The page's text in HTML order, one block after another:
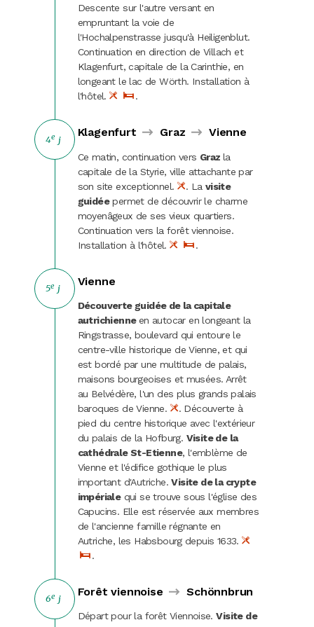
Descente sur l'autre versant en
empruntant la voie de
l'Hochalpenstrasse jusqu'à Heiligenblut.
Continuation en direction de Villach et
Klagenfurt, capitale de la Carinthie, en
longeant le lac de Wörth. Installation à
l'hôtel.
.
4e j
Klagenfurt Graz Vienne
Ce matin, continuation vers Graz la
capitale de la Styrie, ville attachante par
son site exceptionnel.
. La visite
guidéepermet de découvrir le charme
moyenâgeux de ses vieux quartiers.
Continuation vers la forêt viennoise.
Installation à l'hôtel.
.
5e j
Vienne
Découverte guidée de la capitale
autrichienneen autocar en longeant la
Ringstrasse, boulevard qui entoure le
centre-ville historique de Vienne, et qui
est bordé par une multitude de palais,
maisons bourgeoises et musées. Arrêt
au Belvédère, l'un des plus grands palais
baroques de Vienne.
. Découverte à
pied du centre historique avec l'extérieur
du palais de la Hofburg. Visite de la
cathédrale St-Etienne, l'emblème de
Vienne et l'édifice gothique le plus
important d'Autriche.Visite de la crypte
impérialequi se trouve sous l'église des
Capucins. Elle est réservée aux membres
de l'ancienne famille régnante en
Autriche, les Habsbourg depuis 1633.
.
6e j
Forêt viennoise Schönnbrun
Départ pour la forêt Viennoise.Visite de